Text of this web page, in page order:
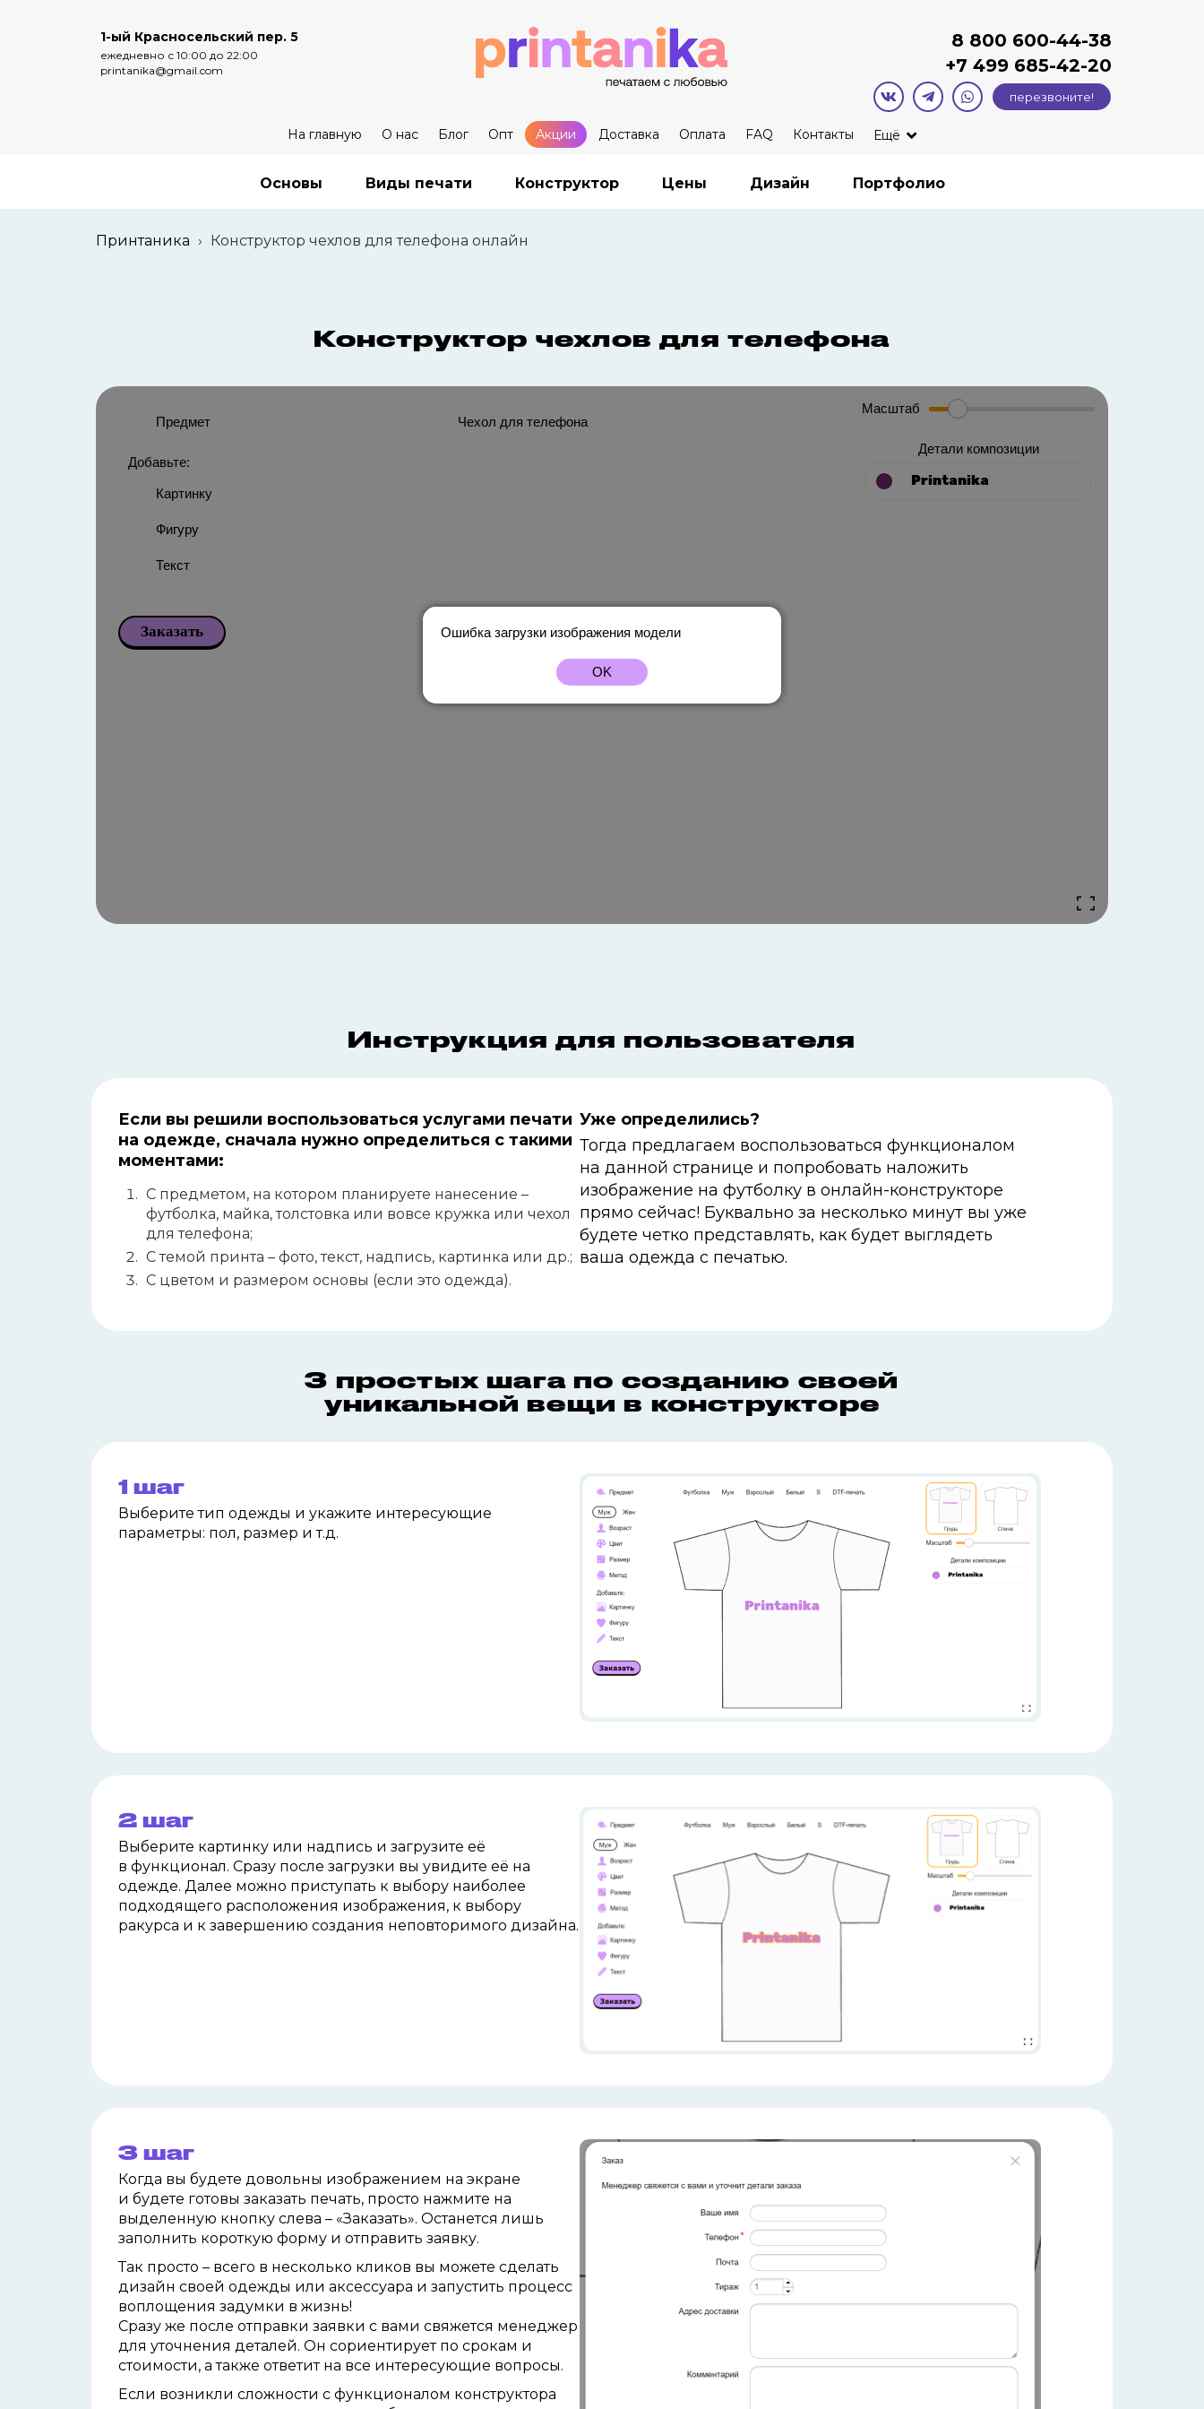
1-ый Красносельский пер. 5
ежедневно с 10:00 до 22:00
printanika@gmail.com
8 800 600-44-38
+7 499 685-42-20
перезвоните!
На главную О нас Блог Опт Акции Доставка Оплата FAQ Контакты Ещё
Основы Виды печати Конструктор Цены Дизайн Портфолио
Принтаника › Конструктор чехлов для телефона онлайн
Конструктор чехлов для телефона
Инструкция для пользователя
Если вы решили воспользоваться услугами печати
на одежде, сначала нужно определиться с такими
моментами:
С предметом, на котором планируете нанесение –
футболка, майка, толстовка или вовсе кружка или чехол
для телефона;
С темой принта – фото, текст, надпись, картинка или др.;
С цветом и размером основы (если это одежда).
Уже определились?
Тогда предлагаем воспользоваться функционалом
на данной странице и попробовать наложить
изображение на футболку в онлайн-конструкторе
прямо сейчас! Буквально за несколько минут вы уже
будете четко представлять, как будет выглядеть
ваша одежда с печатью.
3 простых шага по созданию своей
уникальной вещи в конструкторе
1 шаг
Выберите тип одежды и укажите интересующие
параметры: пол, размер и т.д.
2 шаг
Выберите картинку или надпись и загрузите её
в функционал. Сразу после загрузки вы увидите её на
одежде. Далее можно приступать к выбору наиболее
подходящего расположения изображения, к выбору
ракурса и к завершению создания неповторимого дизайна.
3 шаг
Когда вы будете довольны изображением на экране
и будете готовы заказать печать, просто нажмите на
выделенную кнопку слева – «Заказать». Останется лишь
заполнить короткую форму и отправить заявку.
Так просто – всего в несколько кликов вы можете сделать
дизайн своей одежды или аксессуара и запустить процесс
воплощения задумки в жизнь!
Сразу же после отправки заявки с вами свяжется менеджер
для уточнения деталей. Он сориентирует по срокам и
стоимости, а также ответит на все интересующие вопросы.
Если возникли сложности с функционалом конструктора